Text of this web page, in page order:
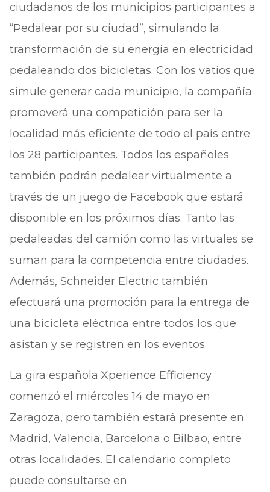
ciudadanos de los municipios participantes a
“Pedalear por su ciudad”, simulando la
transformación de su energía en electricidad
pedaleando dos bicicletas. Con los vatios que
simule generar cada municipio, la compañía
promoverá una competición para ser la
localidad más eficiente de todo el país entre
los 28 participantes. Todos los españoles
también podrán pedalear virtualmente a
través de un juego de Facebook que estará
disponible en los próximos días. Tanto las
pedaleadas del camión como las virtuales se
suman para la competencia entre ciudades.
Además, Schneider Electric también
efectuará una promoción para la entrega de
una bicicleta eléctrica entre todos los que
asistan y se registren en los eventos.
La gira española Xperience Efficiency
comenzó el miércoles 14 de mayo en
Zaragoza, pero también estará presente en
Madrid, Valencia, Barcelona o Bilbao, entre
otras localidades. El calendario completo
puede consultarse en